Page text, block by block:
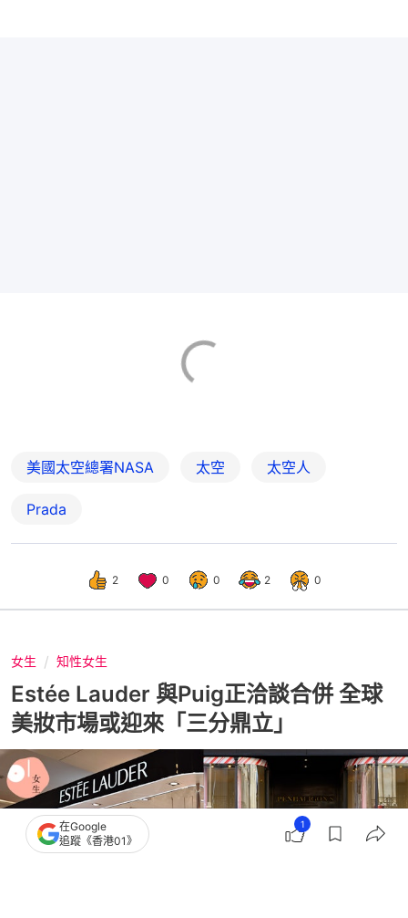
美國太空總署NASA 太空 太空人
Prada
2 0 0 2 0
女生 知性女生
Estée Lauder 與Puig正洽談合併 全球
美妝市場或迎來「三分鼎立」
在Google
追蹤《香港01》
1